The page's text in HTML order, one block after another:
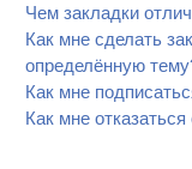
Чем закладки
Как мне сделать
определённую
Как мне
Как мне